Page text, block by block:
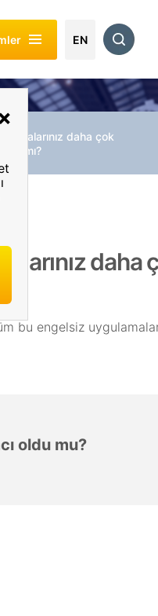
Hakkında
İşlemleriİlişkileri
Müşteri
EN
daha çok
mı?
daha
bu engelsiz
oldu mu?